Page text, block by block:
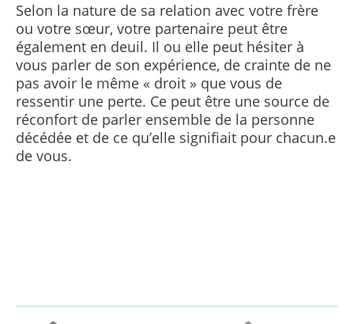
Selon la nature de sa relation avec votre frère
ou votre sœur, votre partenaire peut être
également en deuil. Il ou elle peut hésiter à
vous parler de son expérience, de crainte de ne
pas avoir le même « droit » que vous de
ressentir une perte. Ce peut être une source de
réconfort de parler ensemble de la personne
décédée et de ce qu’elle signifiait pour chacun.e
de vous.